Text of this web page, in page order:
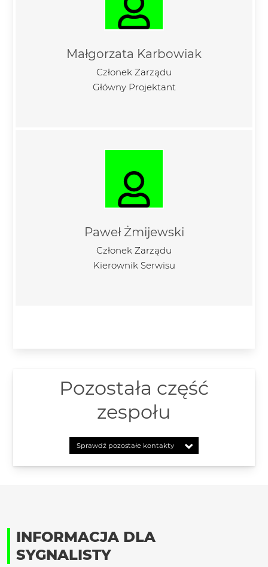
Małgorzata Karbowiak
Członek Zarządu
Główny Projektant
Paweł Żmijewski
Członek Zarządu
Kierownik Serwisu
Pozostała część
zespołu
Sprawdź pozostałe kontakty
INFORMACJA DLA
SYGNALISTY